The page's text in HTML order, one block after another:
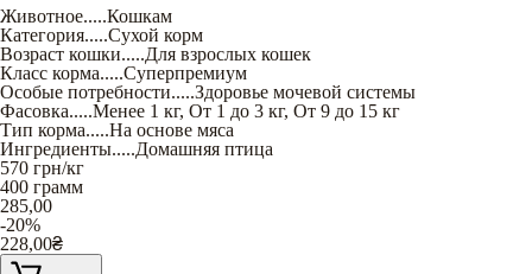
Животное.....Кошкам
Категория.....Сухой корм
Возраст кошки.....Для взрослых кошек
Класс корма.....Суперпремиум
Особые потребности.....Здоровье мочевой системы
Фасовка.....Менее 1 кг, От 1 до 3 кг, От 9 до 15 кг
Тип корма.....На основе мяса
Ингредиенты.....Домашняя птица
570 грн/кг
400 грамм
285,00
-20%
228,00₴